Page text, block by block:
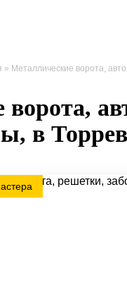
» Металлические ворота,
в